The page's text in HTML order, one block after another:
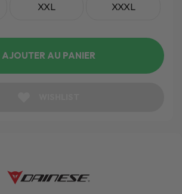
XXL XXXL
AJOUTER AU PANIER